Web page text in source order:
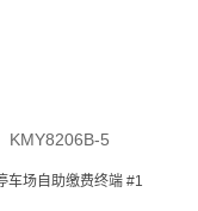
KMY8206B-5